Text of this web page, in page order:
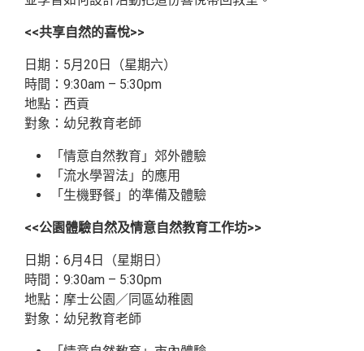
並學習如何設計活動把這份喜悅帶回教室。
<<共享自然的喜悅>>
日期：5月20日（星期六）
時間：9:30am – 5:30pm
地點：西貢
對象：幼兒教育老師
「情意自然教育」郊外體驗
「流水學習法」的應用
「生機野餐」的準備及體驗
<<公園體驗自然及情意自然教育工作坊>>
日期：6月4日（星期日）
時間：9:30am – 5:30pm
地點：摩士公園／同區幼稚園
對象：幼兒教育老師